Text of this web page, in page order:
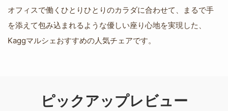
オフィスで働くひとりひとりのカラダに合わせて、まるで手
を添えて包み込まれるような優しい座り心地を実現した、
Kaggマルシェおすすめの人気チェアです。
ピックアップレビュー